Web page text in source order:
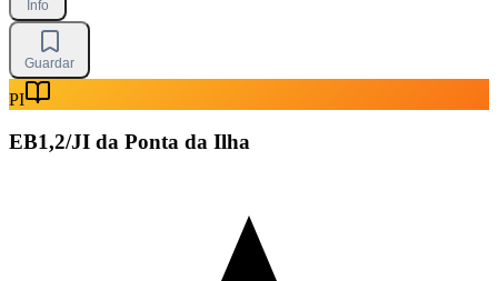
Info
Guardar
PI
EB1,2/JI da Ponta da Ilha